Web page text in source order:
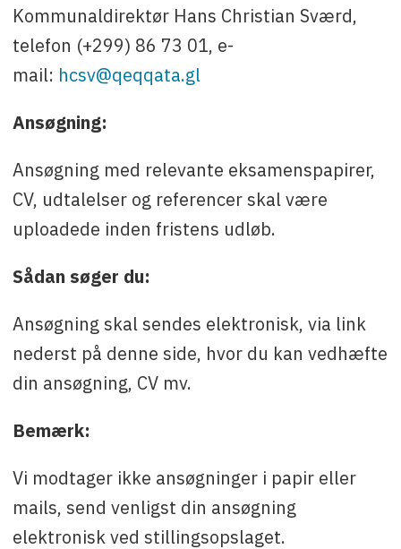
Kommunaldirektør Hans Christian Sværd,
telefon (+299) 86 73 01, e-
mail: hcsv@qeqqata.gl
Ansøgning:
Ansøgning med relevante eksamenspapirer,
CV, udtalelser og referencer skal være
uploadede inden fristens udløb.
Sådan søger du:
Ansøgning skal sendes elektronisk, via link
nederst på denne side, hvor du kan vedhæfte
din ansøgning, CV mv.
Bemærk:
Vi modtager ikke ansøgninger i papir eller
mails, send venligst din ansøgning
elektronisk ved stillingsopslaget.